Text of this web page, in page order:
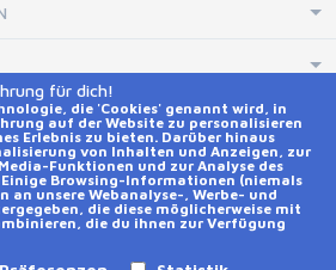
für dich!
die 'Cookies' genannt wird, in
auf der Website zu personalisieren
Erlebnis zu bieten. Darüber hinaus
von Inhalten und Anzeigen, zur
Funktionen und zur Analyse des
Browsing-Informationen (niemals
an unsere Webanalyse-, Werbe- und
die diese möglicherweise mit
die du ihnen zur Verfügung